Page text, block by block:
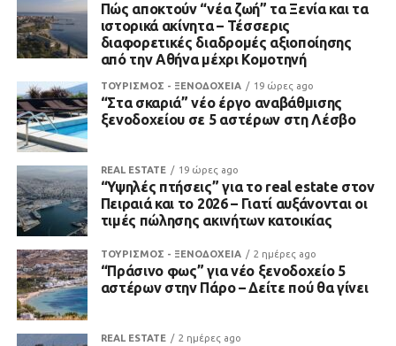
Πώς αποκτούν “νέα ζωή” τα Ξενία και τα
ιστορικά ακίνητα – Τέσσερις
διαφορετικές διαδρομές αξιοποίησης
από την Αθήνα μέχρι Κομοτηνή
ΤΟΥΡΙΣΜΟΣ - ΞΕΝΟΔΟΧΕΙΑ 19 ώρες ago
“Στα σκαριά” νέο έργο αναβάθμισης
ξενοδοχείου σε 5 αστέρων στη Λέσβο
REAL ESTATE 19 ώρες ago
“Υψηλές πτήσεις” για το real estate στον
Πειραιά και το 2026 – Γιατί αυξάνονται οι
τιμές πώλησης ακινήτων κατοικίας
ΤΟΥΡΙΣΜΟΣ - ΞΕΝΟΔΟΧΕΙΑ 2 ημέρες ago
“Πράσινο φως” για νέο ξενοδοχείο 5
αστέρων στην Πάρο – Δείτε πού θα γίνει
REAL ESTATE 2 ημέρες ago